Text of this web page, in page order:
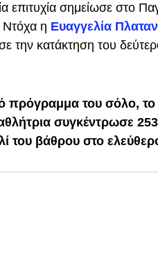
επιτυχία σημείωσε στο
Ντόχα η Ευαγγελία
την κατάκτηση του
πρόγραμμα του σόλο,
συγκέντρωσε
του βάθρου στο